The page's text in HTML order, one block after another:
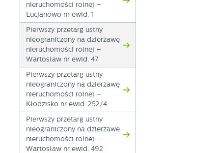
nieruchomości rolnej –
Łucjanowo nr ewid. 1
Pierwszy przetarg ustny
nieograniczony na dzierżawę
nieruchomości rolnej –
Wartosław nr ewid. 47
Pierwszy przetarg ustny
nieograniczony na dzierżawę
nieruchomości rolnej –
Kłodzisko nr ewid. 252/4
Pierwszy przetarg ustny
nieograniczony na dzierżawę
nieruchomości rolnej –
Wartosław nr ewid. 492